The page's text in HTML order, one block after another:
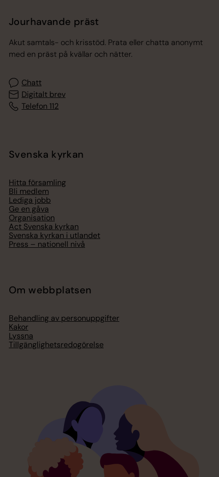
Jourhavande präst
Akut samtals- och krisstöd. Prata eller chatta anonymt
med en präst på kvällar och nätter.
Chatt
Digitalt brev
Telefon 112
Svenska kyrkan
Hitta församling
Bli medlem
Lediga jobb
Ge en gåva
Organisation
Act Svenska kyrkan
Svenska kyrkan i utlandet
Press – nationell nivå
Om webbplatsen
Behandling av personuppgifter
Kakor
Lyssna
Tillgänglighetsredogörelse